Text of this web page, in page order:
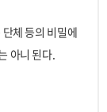
체 등의 비밀에
아니 된다.